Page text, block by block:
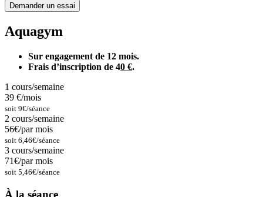
Aquagym
Sur engagement de 12 mois.
Frais d’inscription de 40 €.
1 cours/semaine
39 €/mois
soit 9€/séance
2 cours/semaine
56€/par mois
soit 6,46€/séance
3 cours/semaine
71€/par mois
soit 5,46€/séance
À la séance